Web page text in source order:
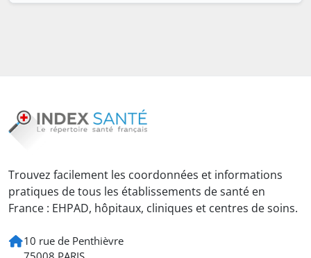
Trouvez facilement les coordonnées et informations
pratiques de tous les établissements de santé en
France : EHPAD, hôpitaux, cliniques et centres de soins.
10 rue de Penthièvre